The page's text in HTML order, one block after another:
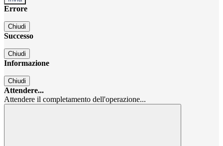
Errore
Chiudi
Successo
Chiudi
Informazione
Chiudi
Attendere...
Attendere il completamento dell'operazione...